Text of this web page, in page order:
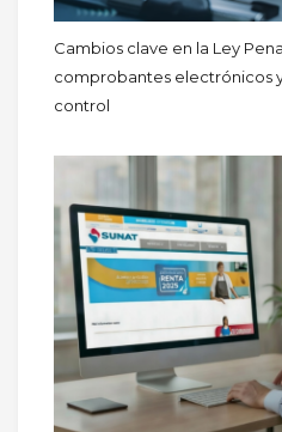
Cambios clave en la Ley
comprobantes electrónicos
control